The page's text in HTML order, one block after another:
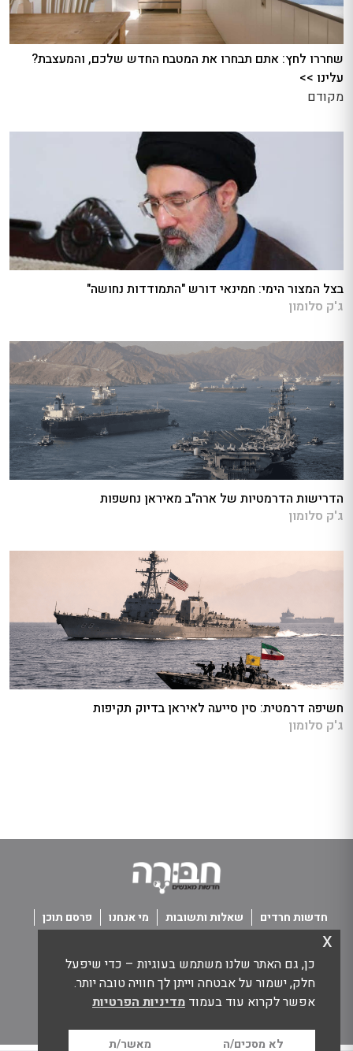
כן, גם האתר שלנו משתמש בעוגיות – כדי שיפעל
חלק, ישמור על אבטחה וייתן לך חוויה טובה יותר.
אפשר לקרוא עוד בעמוד מדיניות הפרטיות
לא מסכים/ה מאשר/ת
x
שחררו לחץ: אתם תבחרו את המטבח החדש שלכם, והמעצבת?
עלינו >>
מקודם
בצל המצור הימי: חמינאי דורש "התמודדות נחושה"
ג'ק סלומון
הדרישות הדרמטיות של ארה"ב מאיראן נחשפות
ג'ק סלומון
חשיפה דרמטית: סין סייעה לאיראן בדיוק תקיפות
ג'ק סלומון
חדשות חרדים שאלות ותשובות מי אנחנו
פרסם תוכן
כל הזכויות שמורות חבורה - חדשות מאנשים